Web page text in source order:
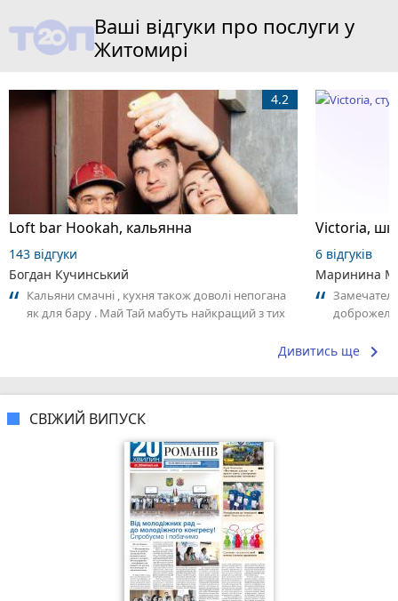
Ваші відгуки про послуги у
Житомирі
Loft bar Hookah, кальянна
4.2
143 відгуки
Богдан Кучинський
Кальяни смачні , кухня також доволі непогана
як для бару . Май Тай мабуть найкращий з тих
6 відгуків
Маринина
Дивитись ще keyboard_arrow_right
СВІЖИЙ ВИПУСК